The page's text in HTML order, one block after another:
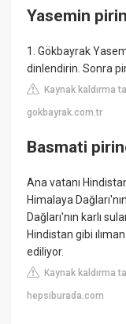
Yasemin
1. Gökbayrak
dinlendirin. Sonra
Kaynak kaldırma
gokbayrak.com.tr
Basmati
Ana vatanı
Himalaya
Dağları'nın karlı
Hindistan gibi
ediliyor.
Kaynak kaldırma
hepsiburada.com